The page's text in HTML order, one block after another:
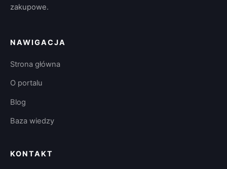
zakupowe.
NAWIGACJA
Strona główna
O portalu
Blog
Baza wiedzy
KONTAKT